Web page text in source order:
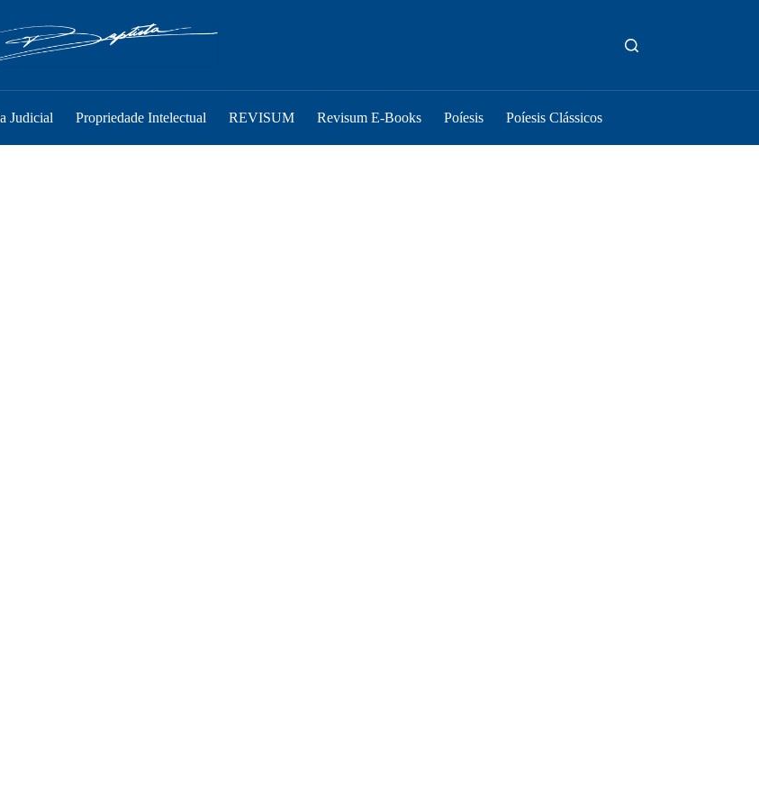
Judicial Propriedade Intelectual REVISUM Revisum E-Books Poíesis Poíesis Clássicos